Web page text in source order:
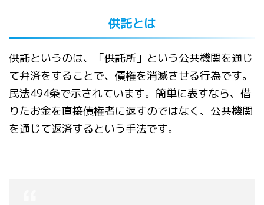
供託とは
供託というのは、「供託所」という公共機関を通じ
て弁済をすることで、債権を消滅させる行為です。
民法494条で示されています。簡単に表すなら、借
りたお金を直接債権者に返すのではなく、公共機関
を通じて返済するという手法です。